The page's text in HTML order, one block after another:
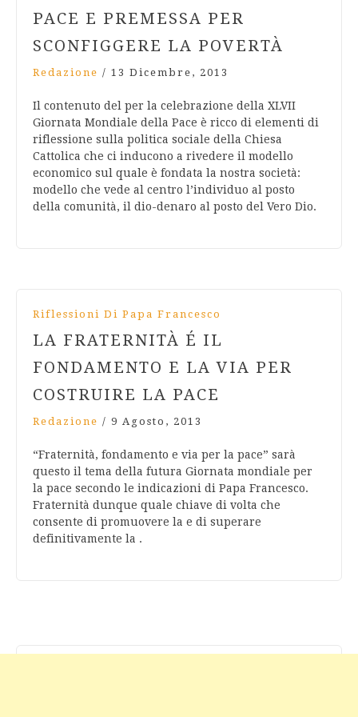
PACE E PREMESSA PER
SCONFIGGERE LA POVERTÀ
Redazione / 13 Dicembre, 2013
Il contenuto del per la celebrazione della XLVII
Giornata Mondiale della Pace è ricco di elementi di
riflessione sulla politica sociale della Chiesa
Cattolica che ci inducono a rivedere il modello
economico sul quale è fondata la nostra società:
modello che vede al centro l’individuo al posto
della comunità, il dio-denaro al posto del Vero Dio.
Riflessioni Di Papa Francesco
LA FRATERNITÀ É IL
FONDAMENTO E LA VIA PER
COSTRUIRE LA PACE
Redazione / 9 Agosto, 2013
“Fraternità, fondamento e via per la pace” sarà
questo il tema della futura Giornata mondiale per
la pace secondo le indicazioni di Papa Francesco.
Fraternità dunque quale chiave di volta che
consente di promuovere la e di superare
definitivamente la .